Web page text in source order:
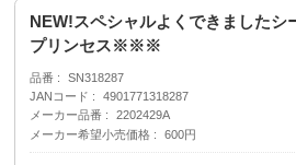
NEW!スペシャルよくできましたシ
プリンセス※※※
品番
SN318287
JANコード
4901771318287
メーカー品番
2202429A
メーカー希望小売価格
600円